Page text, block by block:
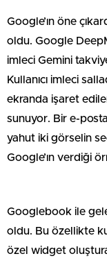
Google’ın öne
oldu. Google
imleci Gemini
Kullanıcı imleci
ekranda işaret
sunuyor. Bir e-
yahut iki görselin
Google’ın verdiği
Googlebook ile
oldu. Bu özellikte
özel widget